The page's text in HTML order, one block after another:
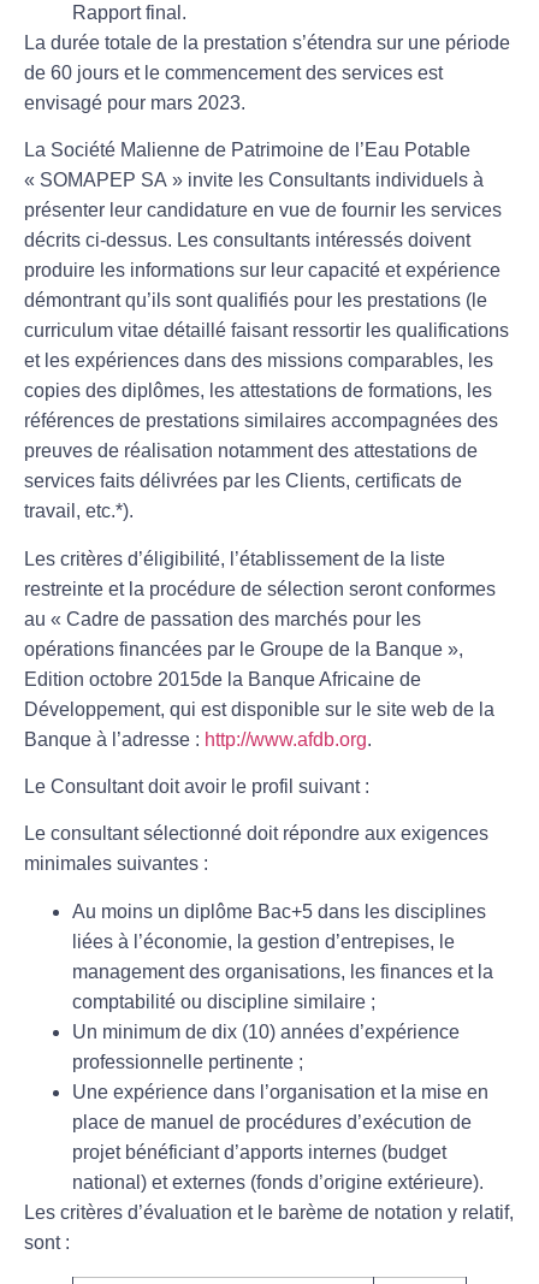
Rapport final.
La durée totale de la prestation s’étendra sur une période
de 60 jours et le commencement des services est
envisagé pour mars 2023.
La Société Malienne de Patrimoine de l’Eau Potable
« SOMAPEP SA » invite les Consultants individuels à
présenter leur candidature en vue de fournir les services
décrits ci-dessus. Les consultants intéressés doivent
produire les informations sur leur capacité et expérience
démontrant qu’ils sont qualifiés pour les prestations (le
curriculum vitae détaillé faisant ressortir les qualifications
et les expériences dans des missions comparables, les
copies des diplômes, les attestations de formations, les
références de prestations similaires accompagnées des
preuves de réalisation notamment des attestations de
services faits délivrées par les Clients, certificats de
travail, etc.*).
Les critères d’éligibilité, l’établissement de la liste
restreinte et la procédure de sélection seront conformes
au « Cadre de passation des marchés pour les
opérations financées par le Groupe de la Banque »,
Edition octobre 2015de la Banque Africaine de
Développement, qui est disponible sur le site web de la
Banque à l’adresse : http://www.afdb.org.
Le Consultant doit avoir le profil suivant :
Le consultant sélectionné doit répondre aux exigences
minimales suivantes :
Au moins un diplôme Bac+5 dans les disciplines
liées à l’économie, la gestion d’entrepises, le
management des organisations, les finances et la
comptabilité ou discipline similaire ;
Un minimum de dix (10) années d’expérience
professionnelle pertinente ;
Une expérience dans l’organisation et la mise en
place de manuel de procédures d’exécution de
projet bénéficiant d’apports internes (budget
national) et externes (fonds d’origine extérieure).
Les critères d’évaluation et le barème de notation y relatif,
sont :